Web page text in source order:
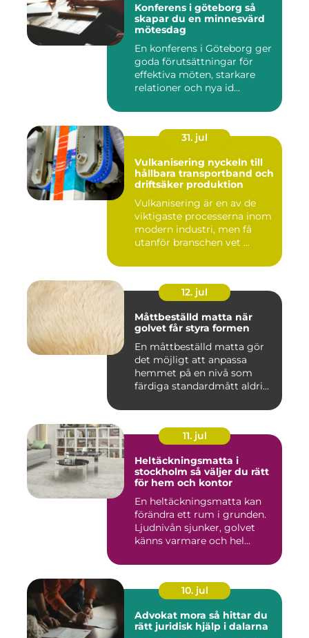
Konferens i göteborg så
skapar du en minnesvärd
mötesdag
En konferens i Göteborg ger
goda förutsättningar för
effektiva möten, starkare
relationer och nya id...
31. jul
Vulkanisering nyckeln till
hållbara transportband och
driftsäker produktion
Vulkanisering är en av de
viktigaste processerna inom
modern industri, men få
utanför branschen vet ...
12. jul
Måttbeställd matta när
golvet får styra formen
En måttbeställd matta gör
det möjligt att anpassa
hemmet på en nivå som
färdiga standardmått aldrig
11. jul
Heltäckningsmatta i
stockholm så väljer du rätt
för hem och kontor
En heltäckningsmatta kan
förändra ett rum i grunden.
Ljudnivån sjunker, golvet
känns varmare och hel...
10. jul
Advokat mora så hittar du
rätt juridisk hjälp i dalarna